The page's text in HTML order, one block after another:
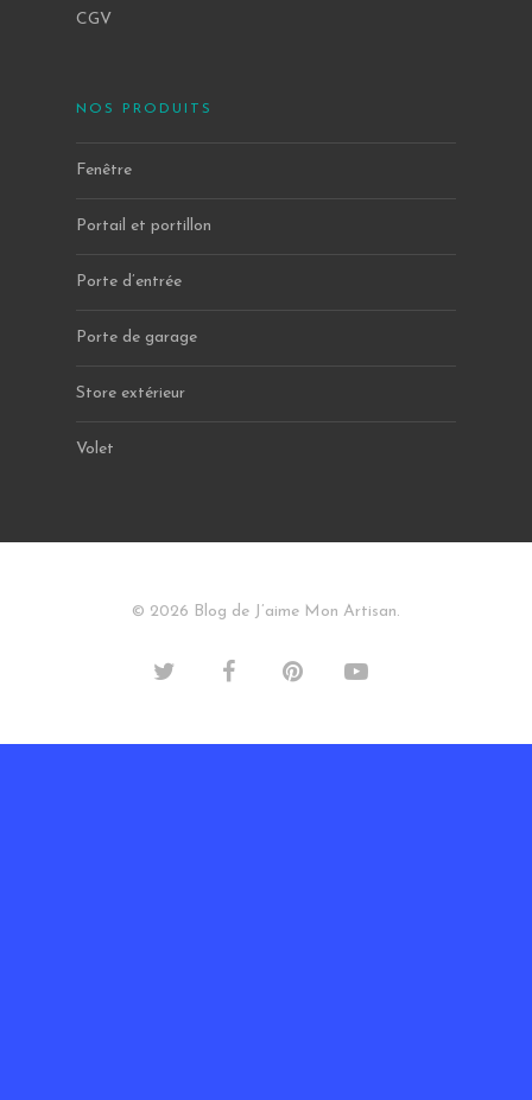
CGV
NOS PRODUITS
Fenêtre
Portail et portillon
Porte d’entrée
Porte de garage
Store extérieur
Volet
© 2026 Blog de J’aime Mon Artisan.